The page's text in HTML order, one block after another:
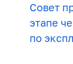
Совет
этапе
по